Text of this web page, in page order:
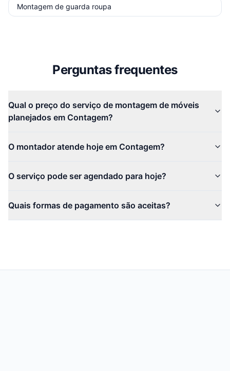
Montagem de guarda roupa
Perguntas frequentes
Qual o preço do serviço de montagem de móveis
planejados em Contagem?
O montador atende hoje em Contagem?
O serviço pode ser agendado para hoje?
Quais formas de pagamento são aceitas?